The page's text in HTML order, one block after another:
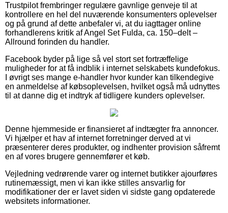
Trustpilot frembringer regulære gavnlige genveje til at
kontrollere en hel del nuværende konsumenters oplevelser
og på grund af dette anbefaler vi, at du iagttager online
forhandlerens kritik af Angel Set Fulda, ca. 150–delt –
Allround forinden du handler.
Facebook byder på lige så vel stort set fortræffelige
muligheder for at få indblik i internet selskabets kundefokus.
I øvrigt ses mange e-handler hvor kunder kan tilkendegive
en anmeldelse af købsoplevelsen, hvilket også må udnyttes
til at danne dig et indtryk af tidligere kunders oplevelser.
Denne hjemmeside er finansieret af indtægter fra annoncer.
Vi hjælper et hav af internet forretninger derved at vi
præsenterer deres produkter, og indhenter provision såfremt
en af vores brugere gennemfører et køb.
Vejledning vedrørende varer og internet butikker ajourføres
rutinemæssigt, men vi kan ikke stilles ansvarlig for
modifikationer der er lavet siden vi sidste gang opdaterede
websitets informationer.